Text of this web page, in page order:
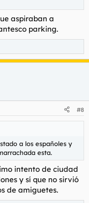
aspiraban a
parking.
#8
a los españoles y
esta.
intento de ciudad
y sí que no sirvió
de amiguetes.